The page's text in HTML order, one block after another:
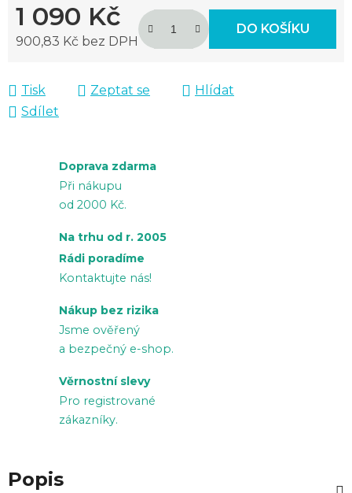
1 090 Kč
900,83 Kč bez DPH
DO KOŠÍKU
Tisk Zeptat se
Hlídat
Sdílet
Doprava zdarma
Při nákupu
od 2000 Kč.
Na trhu od r. 2005
Rádi poradíme
Kontaktujte nás!
Nákup bez rizika
Jsme ověřený
a bezpečný e-shop.
Věrnostní slevy
Pro registrované
zákazníky.
Popis